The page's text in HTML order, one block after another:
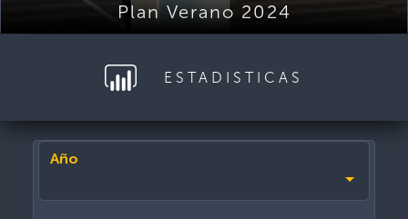
Plan Verano 2024
ESTADISTICAS
Año